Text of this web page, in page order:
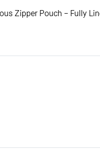
Zipper Pouch - Fully